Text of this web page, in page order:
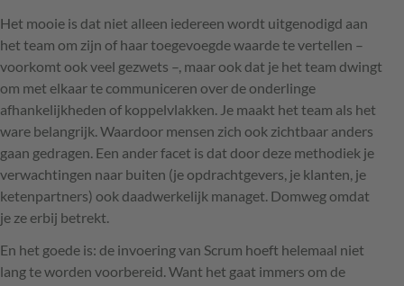
Het mooie is dat niet alleen iedereen wordt uitgenodigd aan
het team om zijn of haar toegevoegde waarde te vertellen –
voorkomt ook veel gezwets –, maar ook dat je het team dwingt
om met elkaar te communiceren over de onderlinge
afhankelijkheden of koppelvlakken. Je maakt het team als het
ware belangrijk. Waardoor mensen zich ook zichtbaar anders
gaan gedragen. Een ander facet is dat door deze methodiek je
verwachtingen naar buiten (je opdrachtgevers, je klanten, je
ketenpartners) ook daadwerkelijk managet. Domweg omdat
je ze erbij betrekt.
En het goede is: de invoering van Scrum hoeft helemaal niet
lang te worden voorbereid. Want het gaat immers om de